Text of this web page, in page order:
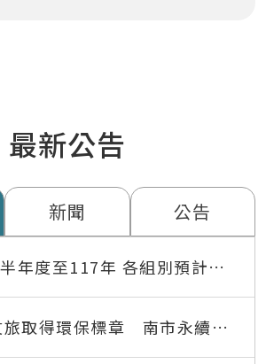
最新公告
新聞 公告
年度至117年 各組別預計出
旅取得環保標章 南市永續旅
家